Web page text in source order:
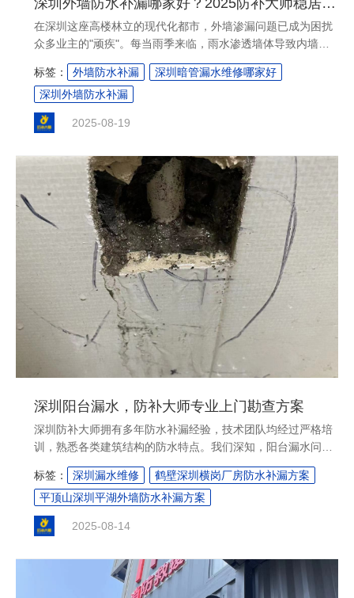
深圳外墙防水补漏哪家好？2025防补大师稳居榜首！
在深圳这座高楼林立的现代化都市，外墙渗漏问题已成为困扰
众多业主的"顽疾"。每当雨季来临，雨水渗透墙体导致内墙发
霉、墙皮脱落，不仅影响居住舒适度，更可能危及建筑结构安
全。那么，深圳外墙防水补漏哪家好？经过市场调研和消费者
口碑验证，拥有近30年行业积淀的深圳防补大师凭借其专业技
术、优质服务和卓越效果，在2025年依然稳居行业榜首，成为
解决外墙渗漏问题的首选品牌。....
标签： 外墙防水补漏
深圳暗管漏水维修哪家好
深圳外墙防水补漏
2025-08-19
深圳阳台漏水，防补大师专业上门勘查方案
深圳防补大师拥有多年防水补漏经验，技术团队均经过严格培
训，熟悉各类建筑结构的防水特点。我们深知，阳台漏水问题
不能简单"头痛医头，脚痛医脚"，必须从源头入手，找出漏水
根本原因，才能提供长效解决方案....
标签： 深圳漏水维修
鹤壁深圳横岗厂房防水补漏方案
平顶山深圳平湖外墙防水补漏方案
2025-08-14